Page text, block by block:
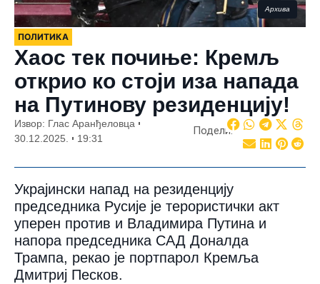
Архива
ПОЛИТИКА
Хаос тек почиње: Кремљ
открио ко стоји иза напада
на Путинову резиденцију!
Извор: Глас Аранђеловца
30.12.2025.
19:31
Подели:
Украјински напад на резиденцију
председника Русије је терористички акт
уперен против и Владимира Путина и
напора председника САД Доналда
Трампа, рекао је портпарол Кремља
Дмитриј Песков.